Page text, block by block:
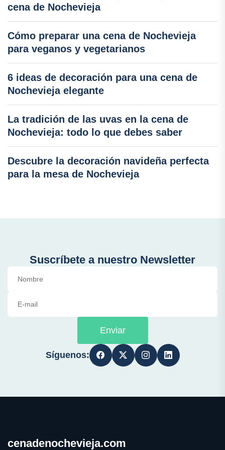
cena de Nochevieja
Cómo preparar una cena de Nochevieja
para veganos y vegetarianos
6 ideas de decoración para una cena de
Nochevieja elegante
La tradición de las uvas en la cena de
Nochevieja: todo lo que debes saber
Descubre la decoración navideña perfecta
para la mesa de Nochevieja
Suscríbete a nuestro Newsletter
Enviar
Síguenos:
cenadenochevieja.com